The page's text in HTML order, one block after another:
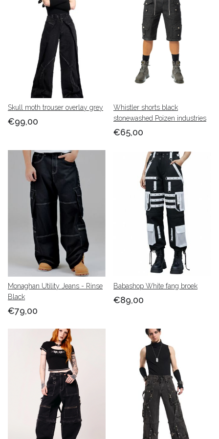
Skull moth trouser overlay grey
€99,00
Whistler shorts black
stonewashed Poizen industries
€65,00
Monaghan Utility Jeans - Rinse
Black
€79,00
Babashop White fang broek
€89,00